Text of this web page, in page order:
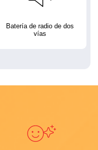
Batería de radio de dos
vías